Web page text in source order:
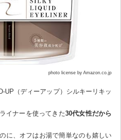
photo license by Amazon.co.jp
UP（ディーアップ）シルキーリキッ
イナーを使ってきた30代女性だから
に、オフはお湯で簡単なのも嬉しい